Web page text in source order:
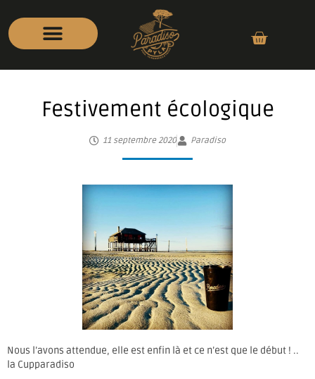
Festivement écologique
11 septembre 2020 Paradiso
Nous l’avons attendue, elle est enfin là et ce n’est que le début ! ..
la Cupparadiso